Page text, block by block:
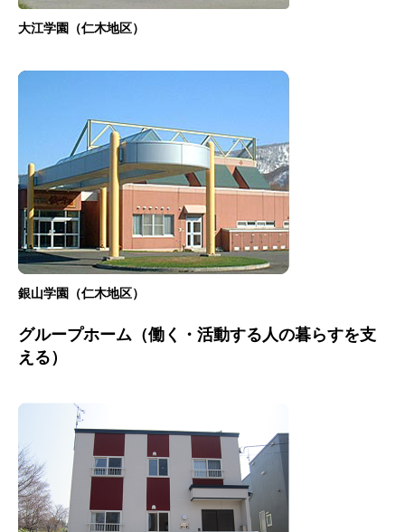
大江学園（仁木地区）
銀山学園（仁木地区）
グループホーム（働く・活動する人の暮らすを支
える）